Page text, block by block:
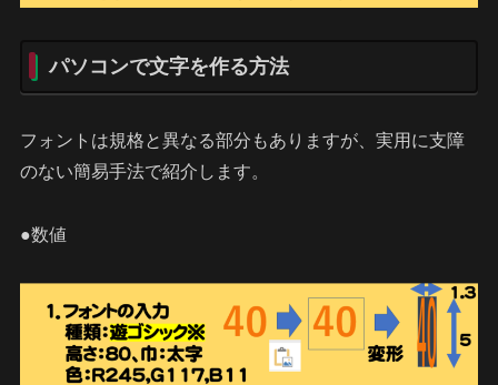
パソコンで文字を作る方法
フォントは規格と異なる部分もありますが、実用に支障
のない簡易手法で紹介します。
●数値